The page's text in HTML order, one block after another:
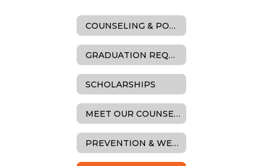
COUNSELING & POSTSECONDARY READINESS
GRADUATION REQUIREMENTS
SCHOLARSHIPS
MEET OUR COUNSELORS
PREVENTION & WELLNESS